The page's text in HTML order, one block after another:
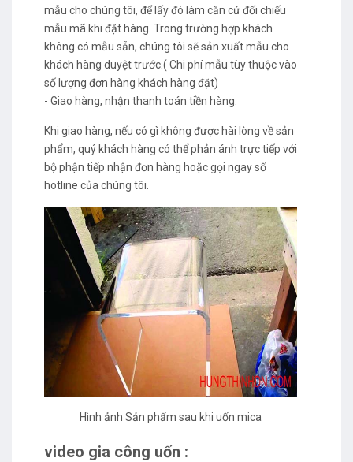
mẫu cho chúng tôi, để lấy đó làm căn cứ đối chiếu
mẫu mã khi đặt hàng. Trong trường hợp khách
không có mẫu sẵn, chúng tôi sẽ sản xuất mẫu cho
khách hàng duyệt trước.( Chi phí mẫu tùy thuộc vào
số lượng đơn hàng khách hàng đặt)
- Giao hàng, nhận thanh toán tiền hàng.
Khi giao hàng, nếu có gì không được hài lòng về sản
phẩm, quý khách hàng có thể phản ánh trực tiếp với
bộ phận tiếp nhận đơn hàng hoặc gọi ngay số
hotline của chúng tôi.
Hình ảnh Sản phẩm sau khi uốn mica
video gia công uốn :